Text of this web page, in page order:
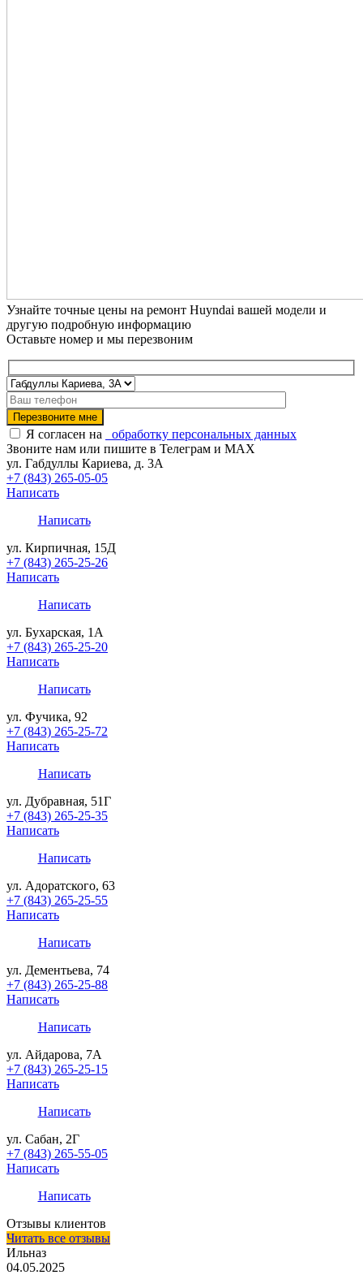
Узнайте точные цены на ремонт Huyndai вашей модели и
другую подробную информацию
Оставьте номер и мы перезвоним
Я согласен на
обработку персональных данных
Звоните нам или пишите в Телеграм и MAX
ул. Габдуллы Кариева, д. 3А
+7 (843) 265-05-05
Написать
Написать
ул. Кирпичная, 15Д
+7 (843) 265-25-26
Написать
Написать
ул. Бухарская, 1А
+7 (843) 265-25-20
Написать
Написать
ул. Фучика, 92
+7 (843) 265-25-72
Написать
Написать
ул. Дубравная, 51Г
+7 (843) 265-25-35
Написать
Написать
ул. Адоратского, 63
+7 (843) 265-25-55
Написать
Написать
ул. Дементьева, 74
+7 (843) 265-25-88
Написать
Написать
ул. Айдарова, 7А
+7 (843) 265-25-15
Написать
Написать
ул. Сабан, 2Г
+7 (843) 265-55-05
Написать
Написать
Отзывы клиентов
Читать все отзывы
Ильназ
04.05.2025